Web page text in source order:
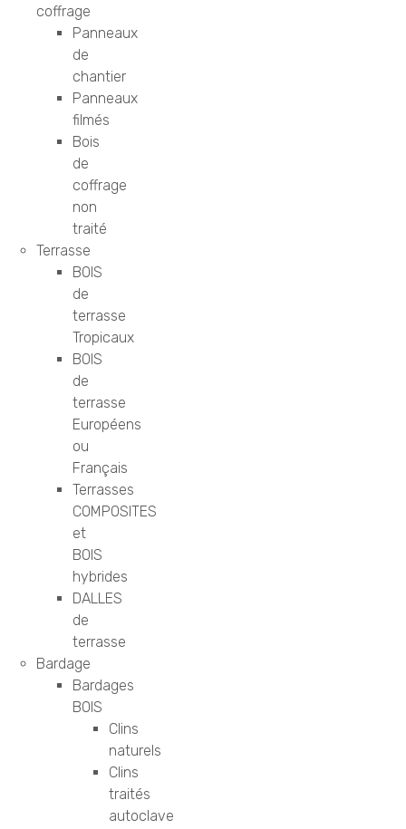
coffrage
Panneaux
de
chantier
Panneaux
filmés
Bois
de
coffrage
non
traité
Terrasse
BOIS
de
terrasse
Tropicaux
BOIS
de
terrasse
Européens
ou
Français
Terrasses
COMPOSITES
et
BOIS
hybrides
DALLES
de
terrasse
Bardage
Bardages
BOIS
Clins
naturels
Clins
traités
autoclave